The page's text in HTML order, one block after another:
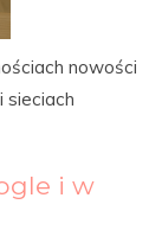
nowości
sieciach
i w